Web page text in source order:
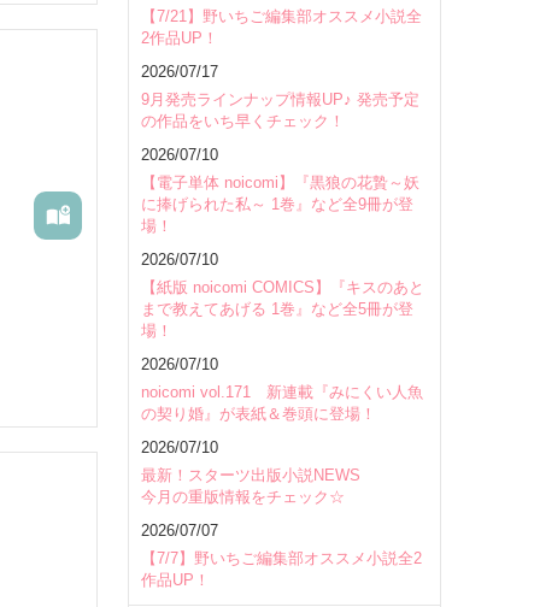
【7/21】野いちご編集部オススメ小説全
2作品UP！
2026/07/17
9月発売ラインナップ情報UP♪ 発売予定
の作品をいち早くチェック！
2026/07/10
【電子単体 noicomi】『黒狼の花贄～妖
に捧げられた私～ 1巻』など全9冊が登
場！
2026/07/10
【紙版 noicomi COMICS】『キスのあと
まで教えてあげる 1巻』など全5冊が登
場！
2026/07/10
noicomi vol.171 新連載『みにくい人魚
の契り婚』が表紙＆巻頭に登場！
2026/07/10
最新！スターツ出版小説NEWS
今月の重版情報をチェック☆
2026/07/07
【7/7】野いちご編集部オススメ小説全2
作品UP！